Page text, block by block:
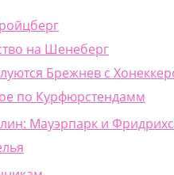
на Шенеберг
Брежнев с
по Курфюрстендамм
Мауэрпарк и